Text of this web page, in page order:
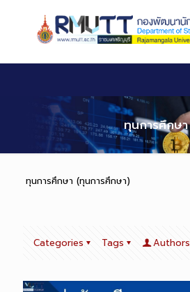
ทุนการศึกษา
ทุนการศึกษา (ทุนการศึกษา)
Categories Tags Authors